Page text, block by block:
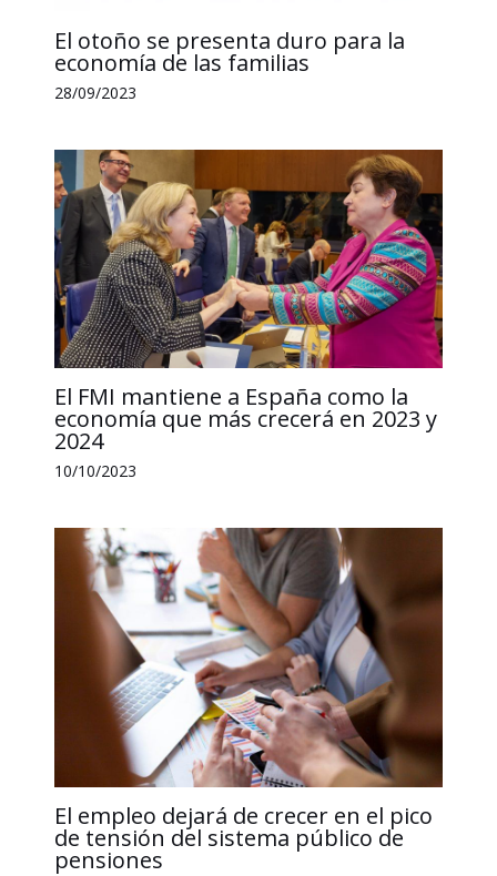
El otoño se presenta duro para la
economía de las familias
28/09/2023
El FMI mantiene a España como la
economía que más crecerá en 2023 y
2024
10/10/2023
El empleo dejará de crecer en el pico
de tensión del sistema público de
pensiones